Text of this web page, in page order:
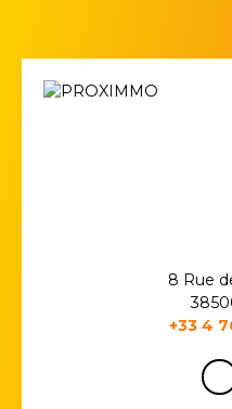
8 Rue
+33 4